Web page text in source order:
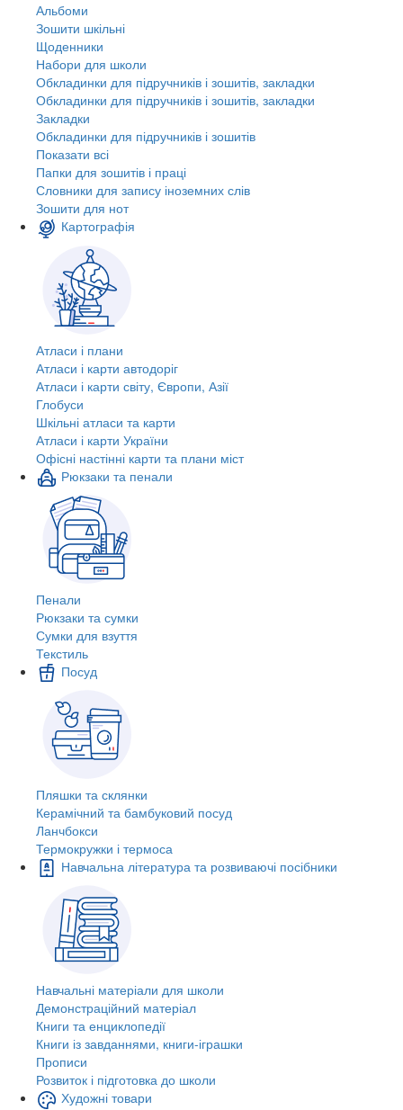
Альбоми
Зошити шкільні
Щоденники
Набори для школи
Обкладинки для підручників і зошитів, закладки
Обкладинки для підручників і зошитів, закладки
Закладки
Обкладинки для підручників і зошитів
Показати всі
Папки для зошитів і праці
Словники для запису іноземних слів
Зошити для нот
Картографія
Атласи і плани
Атласи і карти автодоріг
Атласи і карти світу, Європи, Азії
Глобуси
Шкільні атласи та карти
Атласи і карти України
Офісні настінні карти та плани міст
Рюкзаки та пенали
Пенали
Рюкзаки та сумки
Сумки для взуття
Текстиль
Посуд
Пляшки та склянки
Керамічний та бамбуковий посуд
Ланчбокси
Термокружки і термоса
Навчальна література та розвиваючі посібники
Навчальні матеріали для школи
Демонстраційний матеріал
Книги та енциклопедії
Книги із завданнями, книги-іграшки
Прописи
Розвиток і підготовка до школи
Художні товари